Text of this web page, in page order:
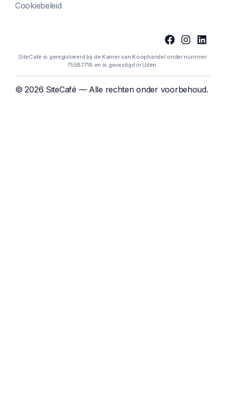
Cookiebeleid
SiteCafé is geregistreerd bij de Kamer van Koophandel onder nummer
75587718 en is gevestigd in Uden.
© 2026 SiteCafé — Alle rechten onder voorbehoud.